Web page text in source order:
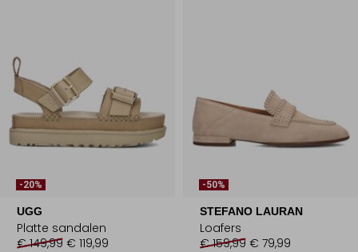
-20%
UGG
Platte sandalen
€ 149,99 € 119,99
-50%
STEFANO LAURAN
Loafers
€ 159,99 € 79,99